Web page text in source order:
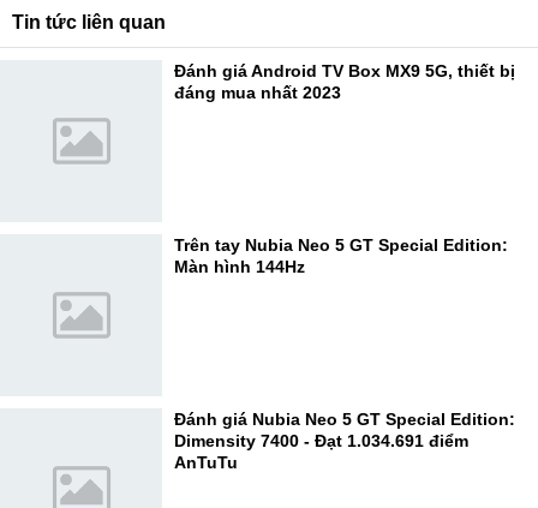
Tin tức liên quan
Đánh giá Android TV Box MX9 5G, thiết bị
đáng mua nhất 2023
Trên tay Nubia Neo 5 GT Special Edition:
Màn hình 144Hz
Đánh giá Nubia Neo 5 GT Special Edition:
Dimensity 7400 - Đạt 1.034.691 điểm
AnTuTu